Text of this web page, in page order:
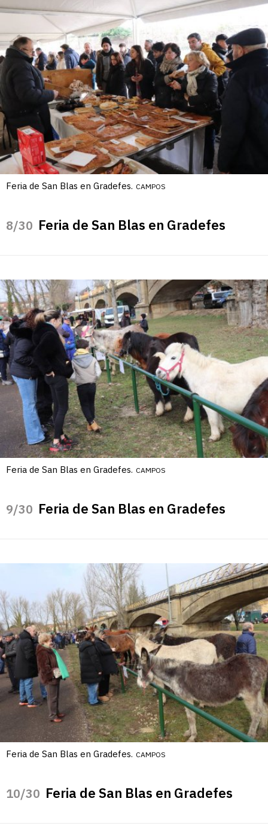
Feria de San Blas en Gradefes. CAMPOS
/30 Feria de San Blas en Gradefes
Feria de San Blas en Gradefes. CAMPOS
/30 Feria de San Blas en Gradefes
Feria de San Blas en Gradefes. CAMPOS
/30 Feria de San Blas en Gradefes